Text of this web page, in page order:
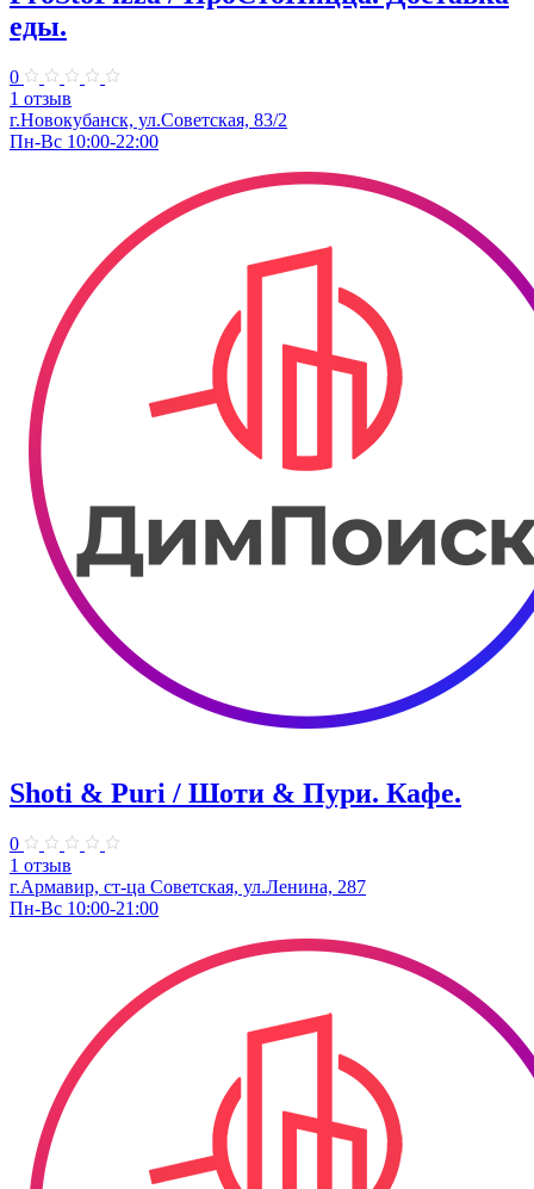
еды.
0
1 отзыв
г.Новокубанск, ул.Советская, 83/2
Пн-Вс 10:00-22:00
Shoti & Puri / Шоти & Пури. Кафе.
0
1 отзыв
г.Армавир, ст-ца Советская, ул.Ленина, 287
Пн-Вс 10:00-21:00